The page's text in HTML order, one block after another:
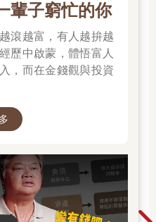
金，但不出一個星期，那筆錢
交易完成的速度非常驚人。」
願意使用比特幣了。假設電商
特幣，那麼規模太小的平臺肯
個更大的版圖。」
克並未將比特幣視為自由革命
犯罪率特別低，健保制度就更
援政府……法國曾有過許多不
是第五共和時期。每一種政體
隨意的法律有用。我們需要組
輩子窮忙的你
滾越富，有人越拚越
歷中啟蒙，體悟富人
，而在金錢觀與投資